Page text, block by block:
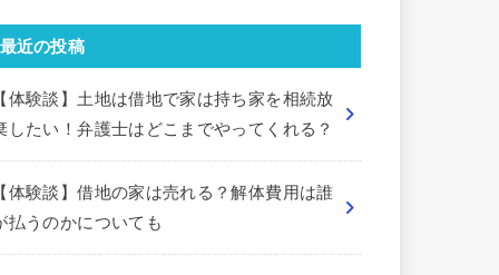
最近の投稿
体験談】土地は借地で家は持ち家を相続放
したい！弁護士はどこまでやってくれる？
体験談】借地の家は売れる？解体費用は誰
払うのかについても